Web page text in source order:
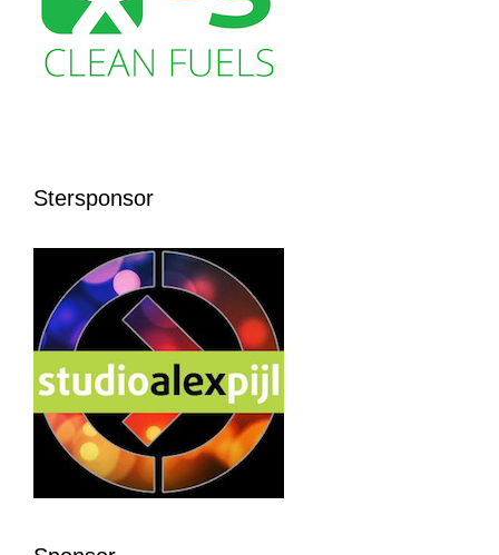
Stersponsor